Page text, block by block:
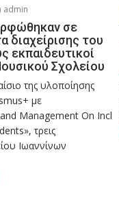
admin
σε
διαχείρισης του
εκπαιδευτικοί
Σχολείου
της υλοποίησης
με
and Management On Incl
τρεις
Ιωαννίνων